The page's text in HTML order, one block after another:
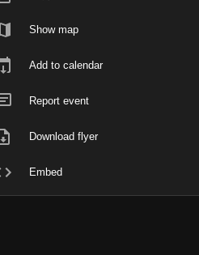
Show map
Add to calendar
Report event
Download flyer
Embed